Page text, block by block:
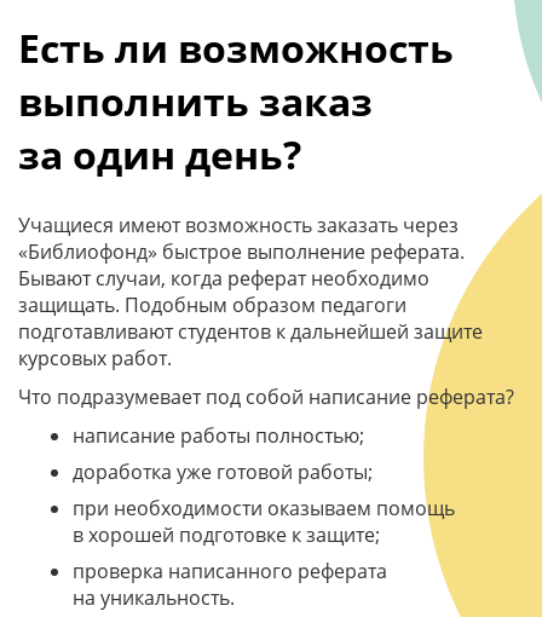
Есть ли возможность
выполнить заказ
за один день?
Учащиеся имеют возможность заказать через
«Библиофонд» быстрое выполнение реферата.
Бывают случаи, когда реферат необходимо
защищать. Подобным образом педагоги
подготавливают студентов к дальнейшей защите
курсовых работ.
Что подразумевает под собой написание реферата?
написание работы полностью;
доработка уже готовой работы;
при необходимости оказываем помощь
в хорошей подготовке к защите;
проверка написанного реферата
на уникальность.